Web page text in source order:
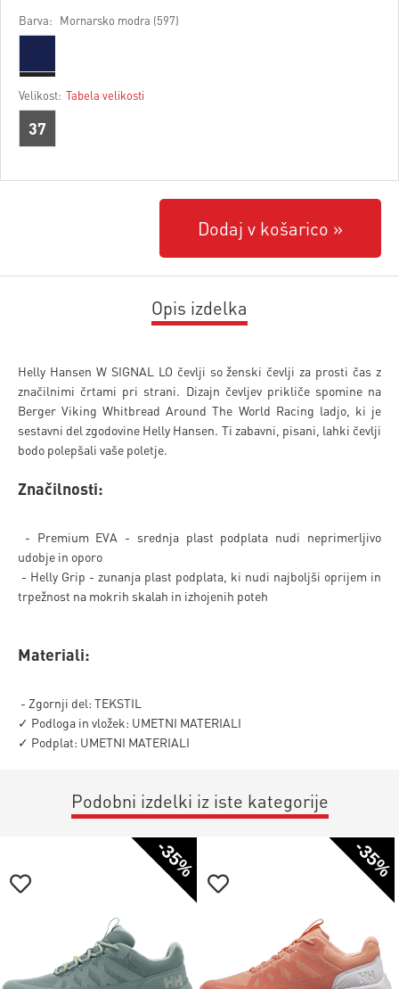
Barva: Mornarsko modra (597)
Velikost: Tabela velikosti
37
Dodaj v košarico
Opis izdelka
Helly Hansen W SIGNAL LO čevlji so ženski čevlji za prosti čas z
značilnimi črtami pri strani. Dizajn čevljev prikliče spomine na
Berger Viking Whitbread Around The World Racing ladjo, ki je
sestavni del zgodovine Helly Hansen. Ti zabavni, pisani, lahki čevlji
bodo polepšali vaše poletje.
Značilnosti:
- Premium EVA - srednja plast podplata nudi neprimerljivo
udobje in oporo
- Helly Grip - zunanja plast podplata, ki nudi najboljši oprijem in
trpežnost na mokrih skalah in izhojenih poteh
Materiali:
- Zgornji del: TEKSTIL
✓ Podloga in vložek: UMETNI MATERIALI
✓ Podplat: UMETNI MATERIALI
Podobni izdelki iz iste kategorije
-35% -35%